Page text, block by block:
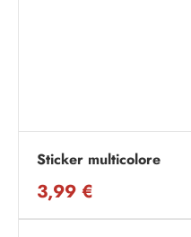
Sticker multicolore
3,99 €